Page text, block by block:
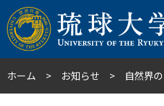
ホーム お知らせ 自然界の「ムダの進化」